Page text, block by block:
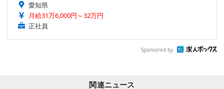
愛知県
月給31万6,000円～32万円
正社員
Sponsored by
関連ニュース